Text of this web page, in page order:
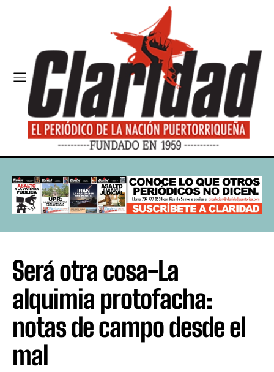
Será otra cosa-La
alquimia protofacha:
notas de campo desde el
mal